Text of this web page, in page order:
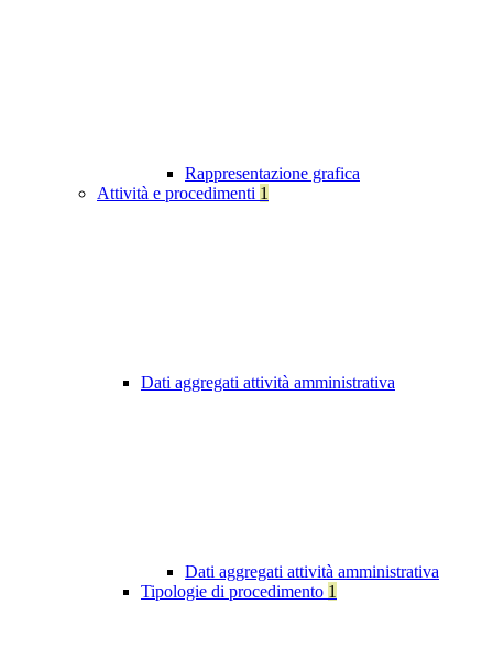
Rappresentazione grafica
Attività e procedimenti 1
Dati aggregati attività amministrativa
Dati aggregati attività amministrativa
Tipologie di procedimento 1